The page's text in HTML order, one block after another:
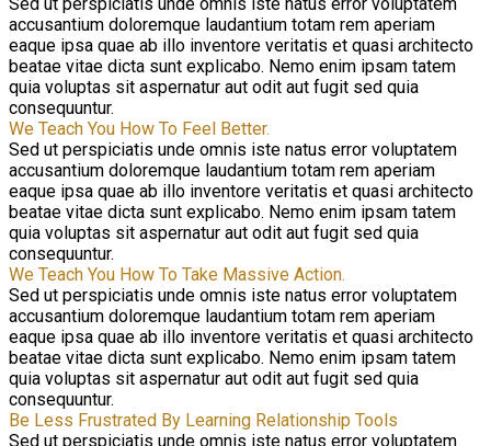
accusantium doloremque laudantium totam rem aperiam
eaque ipsa quae ab illo inventore veritatis et quasi architecto
beatae vitae dicta sunt explicabo. Nemo enim ipsam tatem
quia voluptas sit aspernatur aut odit aut fugit sed quia
consequuntur.
We Teach You How To Feel Better.
Sed ut perspiciatis unde omnis iste natus error voluptatem
accusantium doloremque laudantium totam rem aperiam
eaque ipsa quae ab illo inventore veritatis et quasi architecto
beatae vitae dicta sunt explicabo. Nemo enim ipsam tatem
quia voluptas sit aspernatur aut odit aut fugit sed quia
consequuntur.
We Teach You How To Take Massive Action.
Sed ut perspiciatis unde omnis iste natus error voluptatem
accusantium doloremque laudantium totam rem aperiam
eaque ipsa quae ab illo inventore veritatis et quasi architecto
beatae vitae dicta sunt explicabo. Nemo enim ipsam tatem
quia voluptas sit aspernatur aut odit aut fugit sed quia
consequuntur.
Be Less Frustrated By Learning Relationship Tools
Sed ut perspiciatis unde omnis iste natus error voluptatem